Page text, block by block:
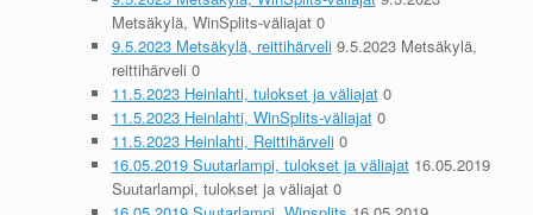
Metsäkylä, WinSplits-väliajat 0
9.5.2023 Metsäkylä, reittihärveli9.5.2023 Metsäkylä,
reittihärveli 0
11.5.2023 Heinlahti, tulokset ja väliajat0
11.5.2023 Heinlahti, WinSplits-väliajat0
11.5.2023 Heinlahti, Reittihärveli0
16.05.2019 Suutarlampi, tulokset ja väliajat16.05.2019
Suutarlampi, tulokset ja väliajat 0